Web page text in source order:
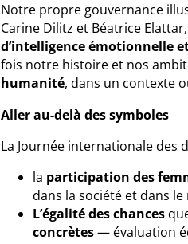
Notre propre gouvernance
Carine Dilitz et Béatrice
d’intelligence émotionnelle
fois notre histoire et nos
humanité, dans un contexte
Aller au-delà des symboles
La Journée internationale des
la participation des
dans la société et dans
L’égalité des chances
concrètes— évaluation